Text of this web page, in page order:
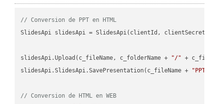
// Conversion de PPT en HTML
SlidesApi slidesApi = SlidesApi(clientId, clientSecret);
slidesApi.Upload(c_fileName, c_folderName + "/" +
slidesApi.SlidesApi.SavePresentation(c_fileName +
"PPT"
// Conversion de HTML en WEB